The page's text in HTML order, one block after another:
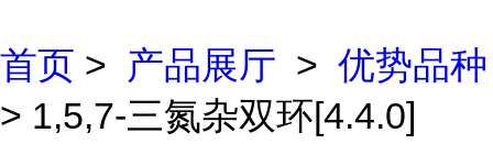
首页 > 产品展厅 > 优势品种
> 1,5,7-三氮杂双环[4.4.0]